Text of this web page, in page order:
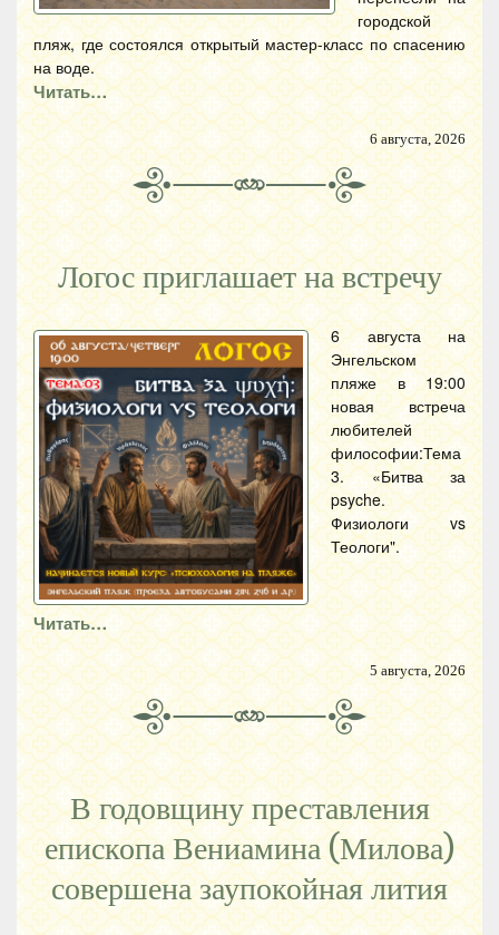
городской
пляж, где состоялся открытый мастер-класс по спасению
на воде.
Читать…
6 августа, 2026
Логос приглашает на встречу
6 августа на
Энгельском
пляже в 19:00
новая встреча
любителей
философии:Тема
3. «Битва за
psyche.
Физиологи vs
Теологи".
Читать…
5 августа, 2026
В годовщину преставления
епископа Вениамина (Милова)
совершена заупокойная лития